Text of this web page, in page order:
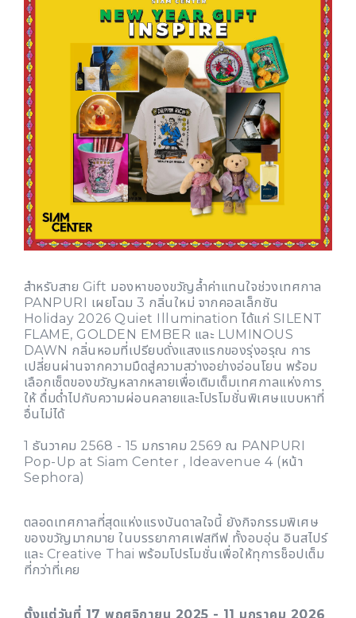
สำหรับสาย Gift มองหาของขวัญล้ำค่าแทนใจช่วงเทศกาล
PANPURI เผยโฉม 3 กลิ่นใหม่ จากคอลเล็กชัน
Holiday 2026 Quiet Illumination ได้แก่ SILENT
FLAME, GOLDEN EMBER และ LUMINOUS
DAWN กลิ่นหอมที่เปรียบดั่งแสงแรกของรุ่งอรุณ การ
เปลี่ยนผ่านจากความมืดสู่ความสว่างอย่างอ่อนโยน พร้อม
เลือกเซ็ตของขวัญหลากหลายเพื่อเติมเต็มเทศกาลแห่งการ
ให้ ดื่มด่ำไปกับความผ่อนคลายและโปรโมชั่นพิเศษแบบหาที่
อื่นไม่ได้
1 ธันวาคม 2568 - 15 มกราคม 2569 ณ PANPURI
Pop-Up at Siam Center , Ideavenue 4 (หน้า
Sephora)
ตลอดเทศกาลที่สุดแห่งแรงบันดาลใจนี้ ยังกิจกรรมพิเศษ
ของขวัญมากมาย ในบรรยากาศเฟสทีฟ ทั้งอบอุ่น อินสไปร์
และ Creative Thai พร้อมโปรโมชั่นเพื่อให้ทุการช็อปเต็ม
ที่กว่าที่เคย
ตั้งแต่วันที่ 17 พฤศจิกายน 2025 - 11 มกราคม 2026